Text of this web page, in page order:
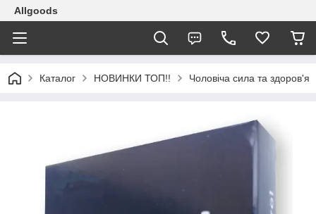
Allgoods
Каталог НОВИНКИ ТОП!! Чоловіча сила та здоров'я